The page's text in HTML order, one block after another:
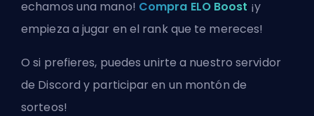
echamos una mano! Compra ELO Boost ¡y
empieza a jugar en el rank que te mereces!
O si prefieres, puedesunirte a nuestro servidor
de Discord y participar en un montón de
sorteos!